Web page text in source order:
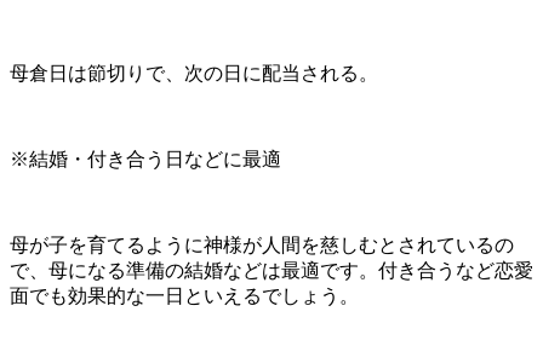
母倉日は節切りで、次の日に配当される。
※結婚・付き合う日などに最適
母が子を育てるように神様が人間を慈しむとされているの
で、母になる準備の結婚などは最適です。付き合うなど恋愛
面でも効果的な一日といえるでしょう。